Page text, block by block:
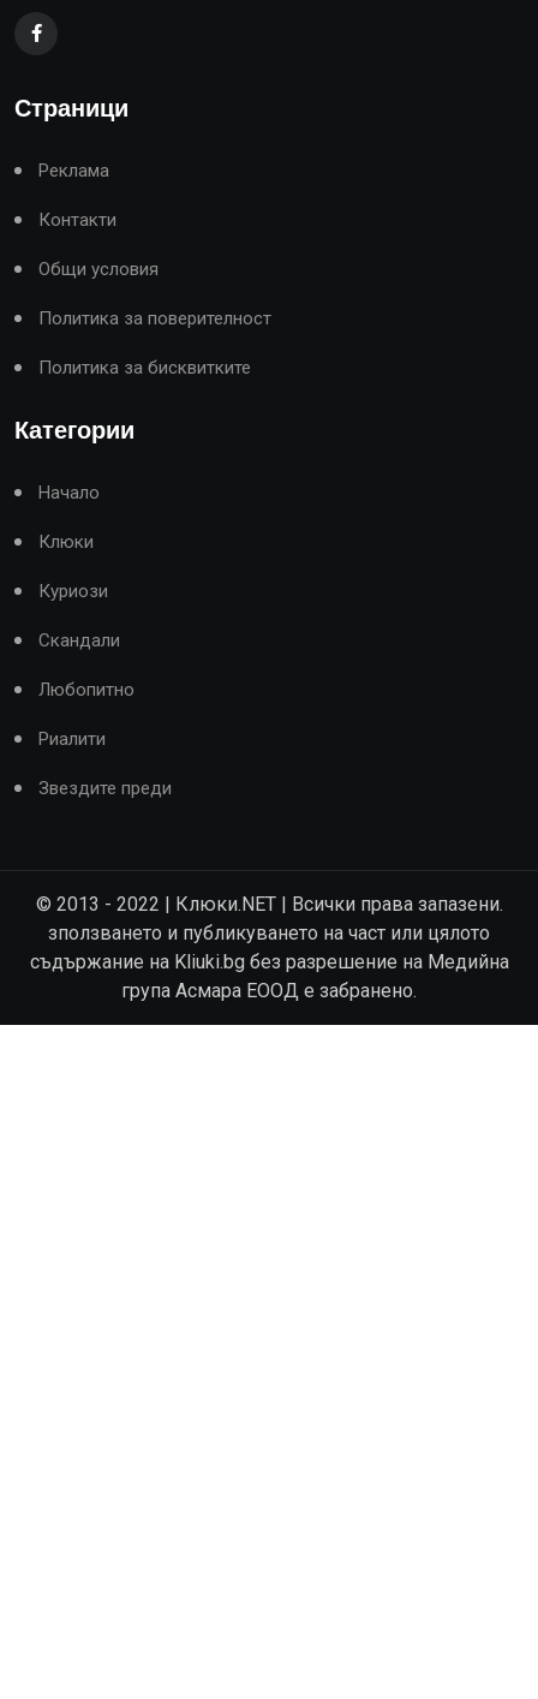
Страници
Реклама
Контакти
Общи условия
Политика за поверителност
Политика за бисквитките
Категории
Начало
Клюки
Куриози
Скандали
Любопитно
Риалити
Звездите преди
© 2013 - 2022 | Клюки.NET | Всички права запазени.
зползването и публикуването на част или цялото
съдържание на Kliuki.bg без разрешение на Медийна
група Асмара ЕООД е забранено.